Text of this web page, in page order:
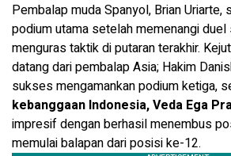
Pembalap muda Spanyol, Brian
podium utama setelah memenangi
menguras taktik di putaran terakhir.
datang dari pembalap Asia; Hakim
sukses mengamankan podium ketiga,
kebanggaan Indonesia, Veda Ega
impresif dengan berhasil menembus
memulai balapan dari posisi ke-12.